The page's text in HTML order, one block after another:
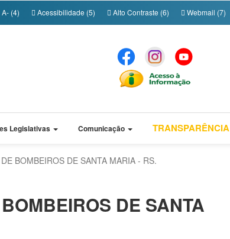
A- (4) Acessibilidade (5) Alto Contraste (6) Webmail (7)
Legislativas Comunicação TRANSPARÊNCIA
BOMBEIROS DE SANTA MARIA - RS.
DE SANTA